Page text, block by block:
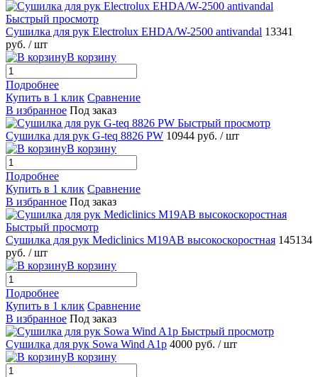
Быстрый просмотр
Сушилка для рук Electrolux EHDA/W-2500 antivandal 13341
руб. / шт
В корзину
Подробнее
Купить в 1 клик Сравнение
В избранное Под заказ
Быстрый просмотр
Сушилка для рук G-teq 8826 PW 10944 руб. / шт
В корзину
Подробнее
Купить в 1 клик Сравнение
В избранное Под заказ
Быстрый просмотр
Сушилка для рук Mediclinics M19AB высокоскоростная 145134
руб. / шт
В корзину
Подробнее
Купить в 1 клик Сравнение
В избранное Под заказ
Быстрый просмотр
Сушилка для рук Sowa Wind A1p 4000 руб. / шт
В корзину